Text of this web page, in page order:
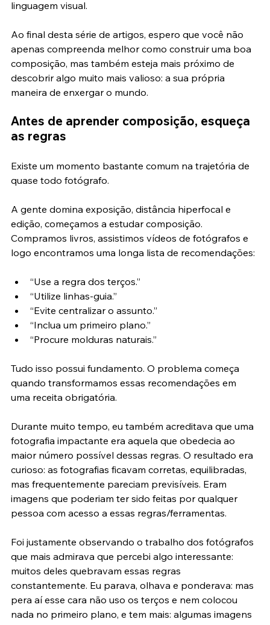
arquitetura, retrato e praticamente qualquer
Ao final desta série de artigos, espero que você não
apenas compreenda melhor como construir uma boa
composição, mas também esteja mais próximo de
descobrir algo muito mais valioso: a sua própria
Antes de aprender composição, esqueça
Existe um momento bastante comum na trajetória de
A gente domina exposição, distância hiperfocal e
edição, começamos a estudar composição.
Compramos livros, assistimos vídeos de fotógrafos e
“Use a regra dos terços.”
“Utilize linhas-guia.”
“Evite centralizar o assunto.”
“Inclua um primeiro plano.”
Tudo isso possui fundamento. O problema começa
quando transformamos essas recomendações em
Durante muito tempo, eu também acreditava que uma
fotografia impactante era aquela que obedecia ao
maior número possível dessas regras. O resultado era
curioso: as fotografias ficavam corretas, equilibradas,
mas frequentemente pareciam previsíveis. Eram
imagens que poderiam ter sido feitas por qualquer
Foi justamente observando o trabalho dos fotógrafos
que mais admirava que percebi algo interessante:
muitos deles quebravam essas regras
constantemente. Eu parava, olhava e ponderava: mas
pera aí esse cara não uso os terços e nem colocou